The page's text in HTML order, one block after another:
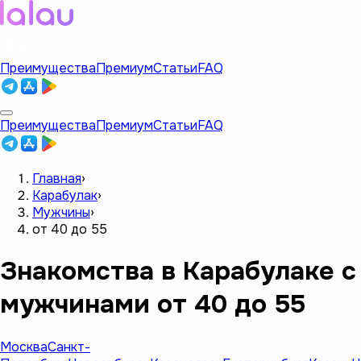
ПреимуществаПремиумСтатьиFAQ
ПреимуществаПремиумСтатьиFAQ
Главная›
Карабулак›
Мужчины›
от 40 до 55
Знакомства в Карабулаке с
мужчинами от 40 до 55
МоскваСанкт-